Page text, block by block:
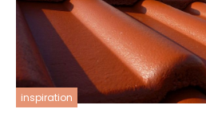
inspiration